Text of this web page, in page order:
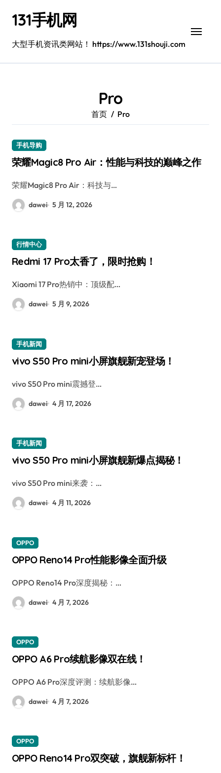
131手机网
大型手机资讯类网站！ https://www.131shouji.com
Pro
首页 Pro
手机导购
荣耀Magic8 Pro Air：性能与科技的巅峰之作
荣耀Magic8 Pro Air：科技与…
dawei 5 月 12, 2026
行情中心
Redmi 17 Pro太香了，限时抢购！
Xiaomi 17 Pro热销中：顶级配…
dawei 5 月 9, 2026
手机新闻
vivo S50 Pro mini小屏旗舰新宠登场！
vivo S50 Pro mini震撼登…
dawei 4 月 17, 2026
手机新闻
vivo S50 Pro mini小屏旗舰新爆点揭秘！
vivo S50 Pro mini来袭：…
dawei 4 月 11, 2026
OPPO
OPPO Reno14 Pro性能影像全面升级
OPPO Reno14 Pro深度揭秘：…
dawei 4 月 7, 2026
OPPO
OPPO A6 Pro续航影像双在线！
OPPO A6 Pro深度评测：续航影像…
dawei 4 月 7, 2026
OPPO
OPPO Reno14 Pro双突破，旗舰新标杆！